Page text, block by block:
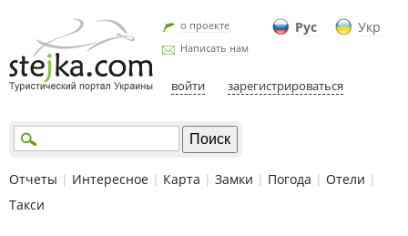
Рус Укр
о проекте
Написать нам
войти зарегистрироваться
Отчеты | Интересное | Карта | Замки | Погода | Отели |
Такси